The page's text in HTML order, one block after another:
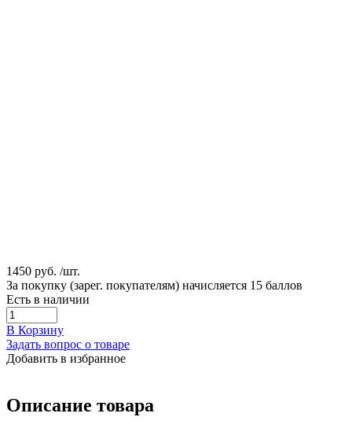
1450 руб. /шт.
За покупку (зарег. покупателям) начисляется 15 баллов
Есть в наличии
В Корзину
Задать вопрос о товаре
Добавить в избранное
Описание товара